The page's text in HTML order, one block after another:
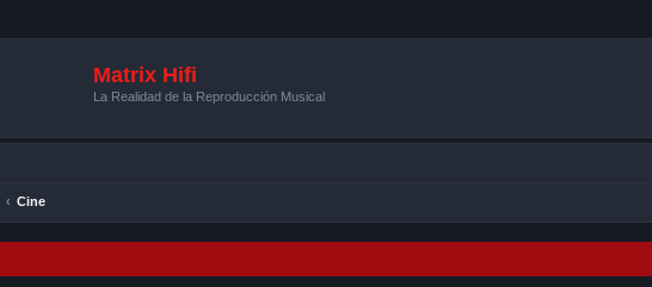
Matrix Hifi
La Realidad de la Reproducción Musical
Cine